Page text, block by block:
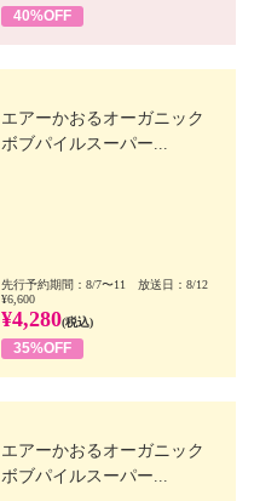
40%OFF
エアーかおるオーガニック
ボブパイルスーパー...
先行予約期間：8/7〜11 放送日：8/12
¥6,600
¥4,280(税込)
35%OFF
エアーかおるオーガニック
ボブパイルスーパー...